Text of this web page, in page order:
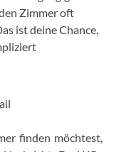
Zimmer oft
ist deine Chance,
finden möchtest,